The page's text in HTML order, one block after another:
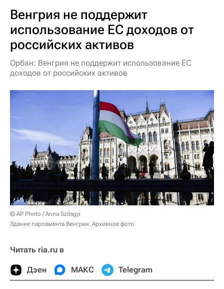
Венгрия не поддержит
использование ЕС доходов от
российских активов
Орбан: Венгрия не поддержит использование ЕС
доходов от российских активов
© AP Photo / Anna Szilagyi
Здание парламента Венгрии. Архивное фото
Читать ria.ru в
Дзен МАКС Telegram